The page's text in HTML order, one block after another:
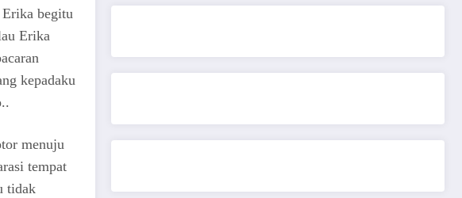
begitu
Erika
kepadaku
menuju
tempat
tidak